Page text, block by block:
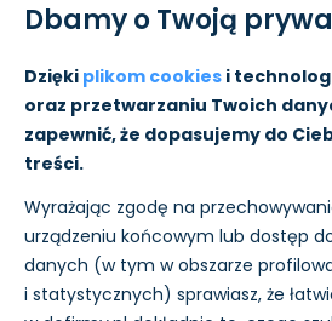
Pomoc
O nas
Dbamy o Twoją
Dzięki plikom cookies i
oraz przetwarzaniu Twoich
zapewnić, że dopasujemy do
treści.
Wyrażając zgodę na
urządzeniu końcowym lub dostęp
danych (w tym w obszarze
i statystycznych) sprawiasz, że